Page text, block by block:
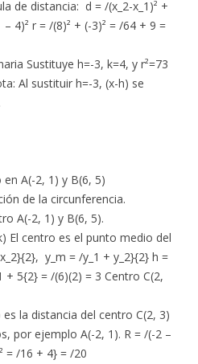
de distancia: ​d = /(x_2-x_1)² +
– 4)² r = /(8)² + (-3)² = /64 + 9 =
Sustituye h=-3, k=4, y r²=73
Al sustituir h=-3, (x-h) se
A(-2, 1) y B(6, 5)
de la circunferencia.
A(-2, 1) y B(6, 5).
El centro es el punto medio del
y_m = /y_1 + y_2}{2} h =
5{2} = /(6)(2) = 3 ​Centro C(2,
la distancia del centro C(2, 3)
por ejemplo A(-2, 1). R = /(-2 –
= /16 + 4} = /20